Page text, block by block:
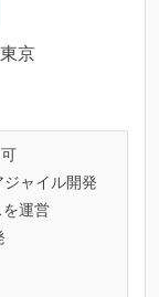
東京
ャイル開発
運営